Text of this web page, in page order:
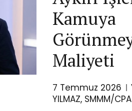
Kamuya
Maliyeti
7 Temmuz 2026
YILMAZ, SMMM/CPA